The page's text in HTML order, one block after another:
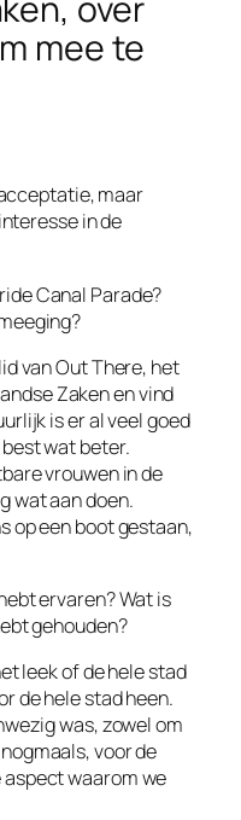
over
mee te
maar
in de
Canal Parade?
van Out There, het
Zaken en vind
is er al veel goed
wat beter.
vrouwen in de
wat aan doen.
op een boot gestaan,
ervaren? Wat is
gehouden?
leek of de hele stad
de hele stad heen.
was, zowel om
voor de
waarom we